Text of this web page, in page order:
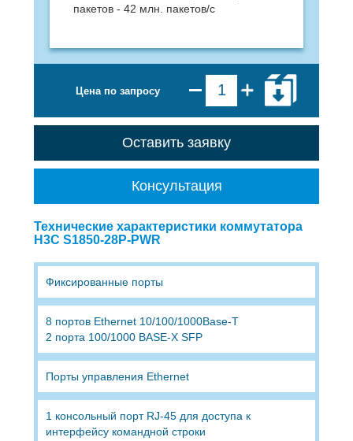
пакетов - 42 млн. пакетов/с
Цена по запросу
Оставить заявку
Консультация
Технические характеристики коммутатора
H3C S1850-28P-PWR
Фиксированные порты
8 портов Ethernet 10/100/1000Base-T
2 порта 100/1000 BASE-X SFP
Порты управления Ethernet
1 консольный порт RJ-45 для доступа к
интерфейсу командной строки